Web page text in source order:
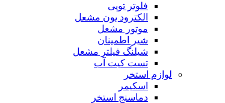
فلوتر توپی
الکترود یون مشعل
موتور مشعل
شیر اطمینان
شیلنگ فیلتر مشعل
تست کیت آب
لوازم استخر
اسکیمر
دماسنج استخر